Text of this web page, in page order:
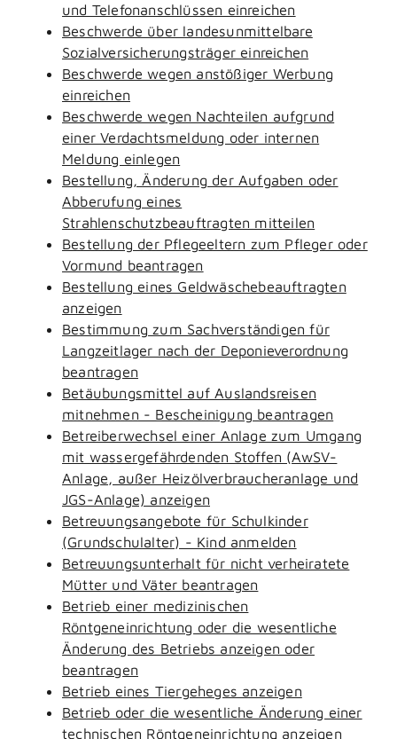
und Telefonanschlüssen einreichen
Beschwerde über landesunmittelbare
Sozialversicherungsträger einreichen
Beschwerde wegen anstößiger Werbung
einreichen
Beschwerde wegen Nachteilen aufgrund
einer Verdachtsmeldung oder internen
Meldung einlegen
Bestellung, Änderung der Aufgaben oder
Abberufung eines
Strahlenschutzbeauftragten mitteilen
Bestellung der Pflegeeltern zum Pfleger oder
Vormund beantragen
Bestellung eines Geldwäschebeauftragten
anzeigen
Bestimmung zum Sachverständigen für
Langzeitlager nach der Deponieverordnung
beantragen
Betäubungsmittel auf Auslandsreisen
mitnehmen - Bescheinigung beantragen
Betreiberwechsel einer Anlage zum Umgang
mit wassergefährdenden Stoffen (AwSV-
Anlage, außer Heizölverbraucheranlage und
JGS-Anlage) anzeigen
Betreuungsangebote für Schulkinder
(Grundschulalter) - Kind anmelden
Betreuungsunterhalt für nicht verheiratete
Mütter und Väter beantragen
Betrieb einer medizinischen
Röntgeneinrichtung oder die wesentliche
Änderung des Betriebs anzeigen oder
beantragen
Betrieb eines Tiergeheges anzeigen
Betrieb oder die wesentliche Änderung einer
technischen Röntgeneinrichtung anzeigen